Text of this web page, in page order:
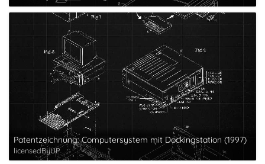
Patentzeichnung: Computersystem mit Dockingstation (1997)
licensedByUP